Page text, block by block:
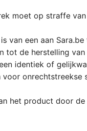
moet op straffe
van een aan
tot de herstelling
identiek of
onrechtstreekse
het product door